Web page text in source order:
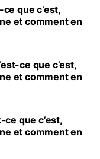
ce que c’est,
et comment en
ce que c’est,
et comment en
ce que c’est,
et comment en